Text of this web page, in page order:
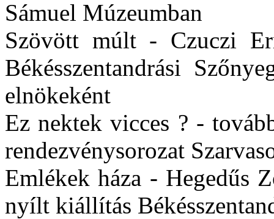
Sámuel Múzeumban
Szövött múlt - Czuczi
Békésszentandrási
elnökeként
Ez nektek vicces ? -
rendezvénysorozat
Emlékek háza - Hegedűs
nyílt kiállítás